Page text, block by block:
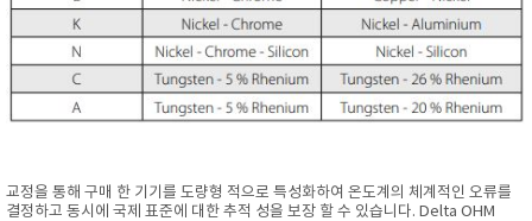
교정을 통해 구매 한 기기를 도량형 적으로 특성화하여 온도계의 체계적인 오류를
결정하고 동시에 국제 표준에 대한 추적 성을 보장 할 수 있습니다. Delta OHM